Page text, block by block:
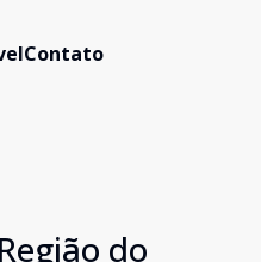
Contato
do